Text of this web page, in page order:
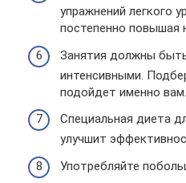
упражнений легкого
постепенно повышая
Занятия должны
интенсивными.
подойдет именно вам.
Специальная диета
улучшит
Употребляйте